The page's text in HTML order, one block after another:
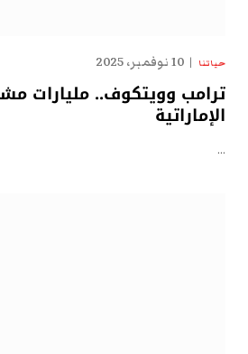
حياتنا 10 نوفمبر، 2025
ترامب وويتكوف.. مليارات
الإماراتية
…